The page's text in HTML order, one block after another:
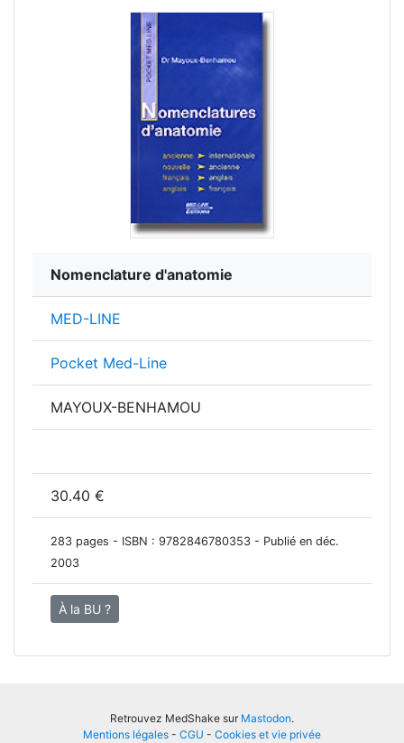
Nomenclature d'anatomie
MED-LINE
Pocket Med-Line
MAYOUX-BENHAMOU
30.40 €
283 pages - ISBN : 9782846780353 - Publié en déc.
2003
À la BU ?
Retrouvez MedShake sur Mastodon.
Mentions légales - CGU - Cookies et vie privée